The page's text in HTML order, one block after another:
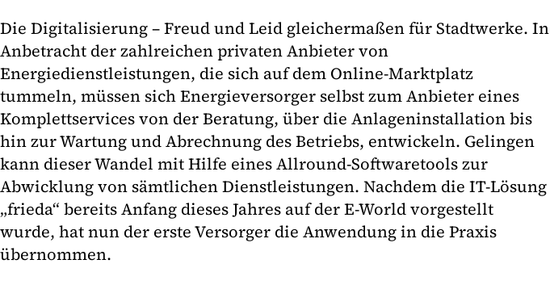
Die Digitalisierung – Freud und Leid gleichermaßen für Stadtwerke. In
Anbetracht der zahlreichen privaten Anbieter von
Energiedienstleistungen, die sich auf dem Online-Marktplatz
tummeln, müssen sich Energieversorger selbst zum Anbieter eines
Komplettservices von der Beratung, über die Anlageninstallation bis
hin zur Wartung und Abrechnung des Betriebs, entwickeln. Gelingen
kann dieser Wandel mit Hilfe eines Allround-Softwaretools zur
Abwicklung von sämtlichen Dienstleistungen. Nachdem die IT-Lösung
„frieda“ bereits Anfang dieses Jahres auf der E-World vorgestellt
wurde, hat nun der erste Versorger die Anwendung in die Praxis
übernommen.